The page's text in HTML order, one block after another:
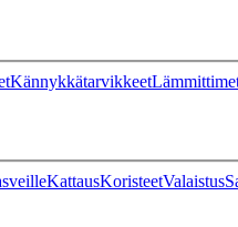
Kännykkätarvikkeet
KattausKoristeetValaistus